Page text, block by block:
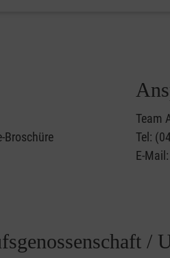
Broschüre
Team
Tel:
E-
/